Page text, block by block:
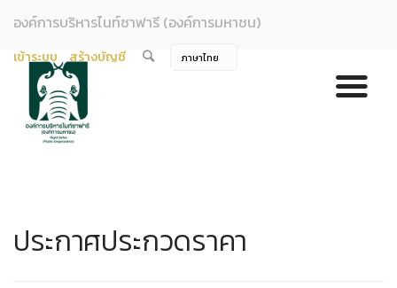
องค์การบริหารไนท์ซาฟารี (องค์การมหาชน)
เข้าระบบ สร้างบัญชี
ประกาศประกวดราคา